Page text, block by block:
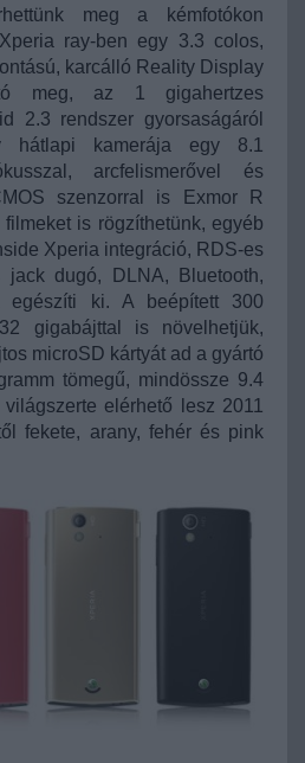
meg a kémfotókon
ray-ben egy 3.3 colos,
karcálló Reality Display
meg, az 1 gigahertzes
2.3 rendszer gyorsaságáról
hátlapi kamerája egy 8.1
arcfelismerővel és
szenzorral is Exmor R
is rögzíthetünk, egyéb
Xperia integráció, RDS-es
jack dugó, DLNA, Bluetooth,
egészíti ki. A beépített 300
gigabájttal is növelhetjük,
microSD kártyát ad a gyártó
tömegű, mindössze 9.4
elérhető lesz 2011
fekete, arany, fehér és pink